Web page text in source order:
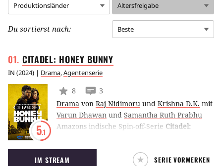
Produktionsländer Altersfreigabe
Du sortierst nach: Beste
CITADEL: HONEY BUNNY
IN (2024) | Drama,Agentenserie
5.1
8
3
Drama von Raj Nidimoru und Krishna D.K. mit
Varun Dhawan und Samantha Ruth Prabhu
Amazons indische Spin-off-Serie Citadel:
Citadel an. Die Geschichte der Spione Honey
und Bunny führt zurück in die 1990er Jahre
IM STREAM SERIE VORMERKEN